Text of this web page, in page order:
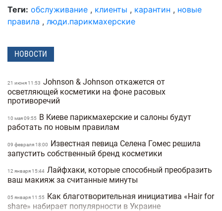
Теги: обслуживание , клиенты , карантин , новые
правила , люди.парикмахерские
НОВОСТИ
21 июня 11:53 Johnson & Johnson откажется от
осветляющей косметики на фоне расовых
противоречий
10 мая 09:55 В Киеве парикмахерские и салоны будут
работать по новым правилам
09 февраля 18:00
Известная певица Селена Гомес решила
запустить собственный бренд косметики
12 января 15:44 Лайфхаки, которые способный преобразить
ваш макияж за считанные минуты
05 января 11:55 Как благотворительная инициатива «Hair for
share» набирает популярности в Украине